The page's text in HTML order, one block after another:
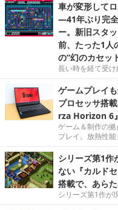
車が変形して
―41年ぶり完
ー。新旧スタ
前、たった1人
の“幻のカセッ
長い時を経て受け
ゲームプレイ
プロセッサ搭
rza Horizon 6
ゲーム＆制作の
プレイ。放熱性
シリーズ第1作
ない『カルド
搭載で、あら
シリーズ第1作が